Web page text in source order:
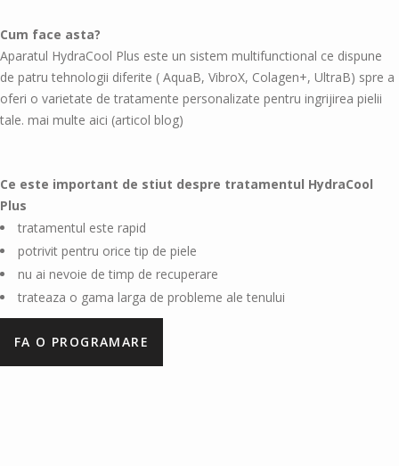
Cum face asta?
Aparatul HydraCool Plus este un sistem multifunctional ce dispune
de patru tehnologii diferite ( AquaB, VibroX, Colagen+, UltraB) spre a
oferi o varietate de tratamente personalizate pentru ingrijirea pielii
tale. mai multe aici (articol blog)
Ce este important de stiut despre tratamentul HydraCool
Plus
tratamentul este rapid
potrivit pentru orice tip de piele
nu ai nevoie de timp de recuperare
trateaza o gama larga de probleme ale tenului
FA O PROGRAMARE